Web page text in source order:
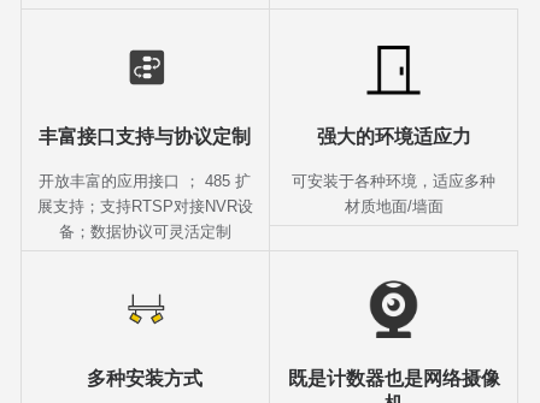
丰富接口支持与协议定制
开放丰富的应用接口 ； 485 扩
展支持；支持RTSP对接NVR设
备；数据协议可灵活定制
强大的环境适应力
可安装于各种环境，适应多种
材质地面/墙面
多种安装方式
既是计数器也是网络摄像